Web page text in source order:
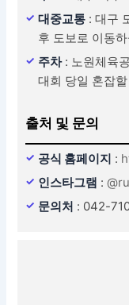
대중교통 : 대구
후 도보로 이동
주차 : 노원체육
대회 당일 혼잡
출처 및 문의
공식 홈페이지 :
인스타그램 :
문의처 : 042-